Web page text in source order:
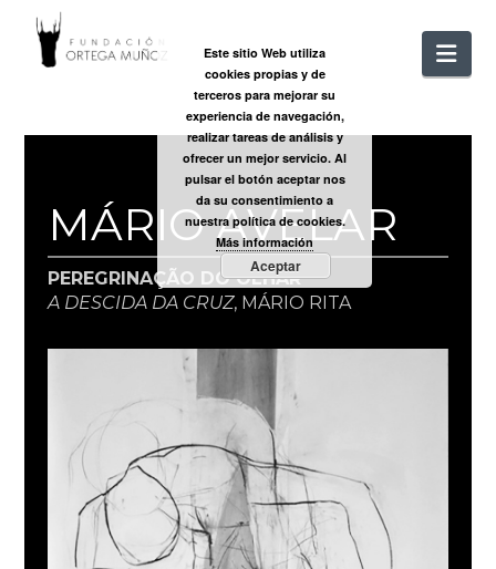
ORTEGA
MUÑOZ
MÁRIO AVELAR
PEREGRINAÇÃO DO OLHAR
A DESCIDA DA CRUZ, MÁRIO RITA
Este sitio Web utiliza
cookies propias y de
terceros para mejorar su
experiencia de navegación,
realizar tareas de análisis y
ofrecer un mejor servicio. Al
pulsar el botón aceptar nos
da su consentimiento a
nuestra política de cookies.
Más información
Aceptar